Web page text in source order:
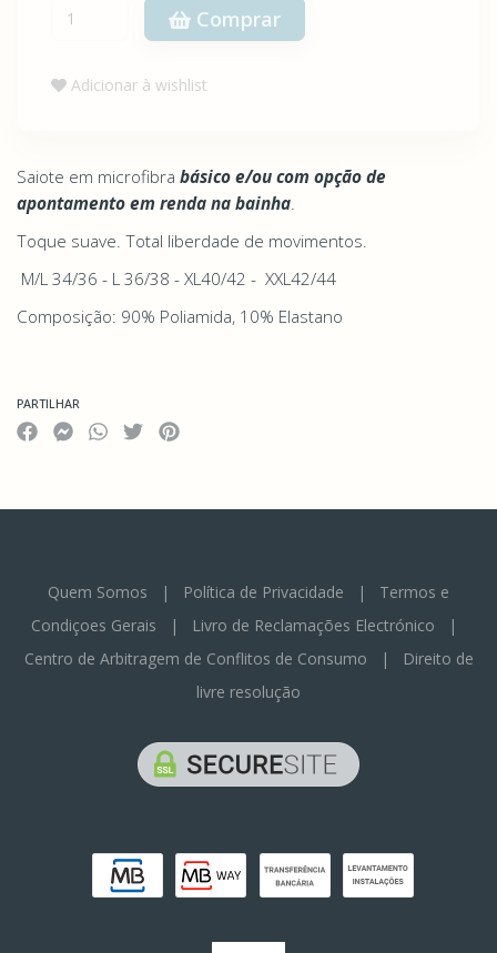
Comprar
Adicionar à wishlist
Saiote em microfibra básico e/ou com opção de
apontamento em renda na bainha.
Toque suave. Total liberdade de movimentos.
M/L 34/36 - L 36/38 - XL40/42 - XXL42/44
Composição: 90% Poliamida, 10% Elastano
PARTILHAR
Quem Somos | Política de Privacidade | Termos e
Condiçoes Gerais | Livro de Reclamações Electrónico |
Centro de Arbitragem de Conflitos de Consumo |
Direito de
livre resolução